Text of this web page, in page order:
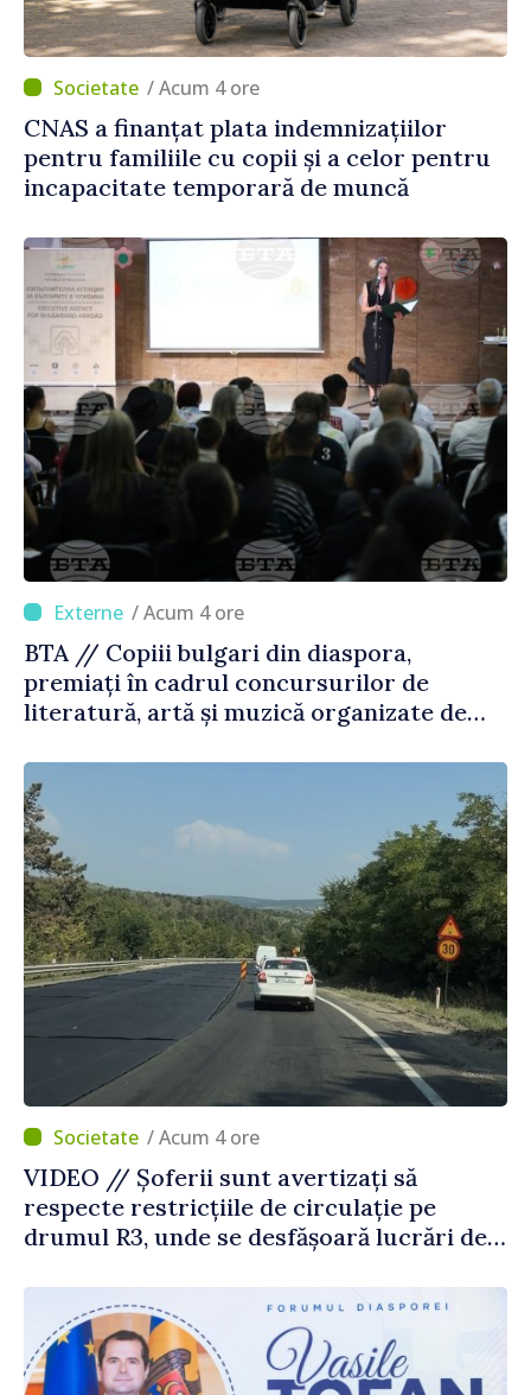
/ Acum 4 ore
CNAS a finanțat plata indemnizațiilor
pentru familiile cu copii și a celor pentru
incapacitate temporară de muncă
/ Acum 4 ore
BTA // Copiii bulgari din diaspora,
premiați în cadrul concursurilor de
literatură, artă și muzică organizate de
Străinătate
/ Acum 4 ore
VIDEO // Șoferii sunt avertizați să
respecte restricțiile de circulație pe
drumul R3, unde se desfășoară lucrări de